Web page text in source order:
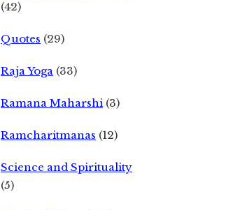
(42)
Quotes (29)
Raja Yoga (33)
Ramana Maharshi (3)
Ramcharitmanas (12)
Science and Spirituality
(5)